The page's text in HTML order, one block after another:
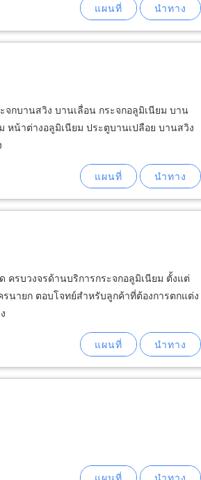
จกบานสวิง บานเลื่อน กระจกอลูมิเนียม บาน
หน้าต่างอลูมิเนียม ประตูบานเปลือย บานสวิง
รบวงจรด้านบริการกระจกอลูมิเนียม ตั้งแต่
นายก ตอบโจทย์สำหรับลูกค้าที่ต้องการตกแต่ง